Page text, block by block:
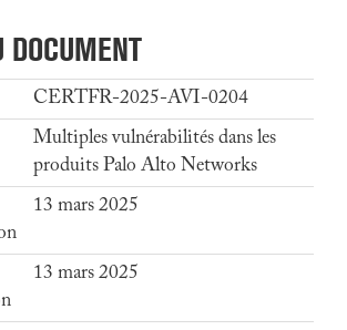
DOCUMENT
CERTFR-2025-AVI-0204
Multiples vulnérabilités dans les
produits Palo Alto Networks
13 mars 2025
13 mars 2025